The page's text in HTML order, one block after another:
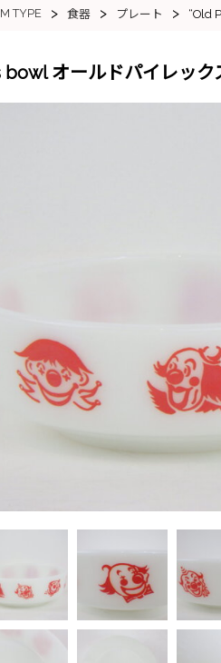
TYPE > 食器 > プレート > “Old
bowl オールドパイレック